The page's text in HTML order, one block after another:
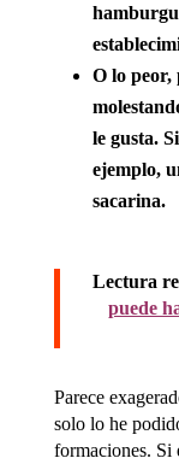
O lo peor,
le gusta.
ejemplo,
sacarina.
Lectura
puede
Parece
solo lo he
formaciones. Si